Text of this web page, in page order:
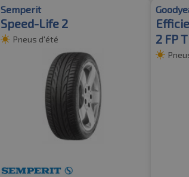
Semperit
Speed-Life 2
Pneus d'été
2 FP